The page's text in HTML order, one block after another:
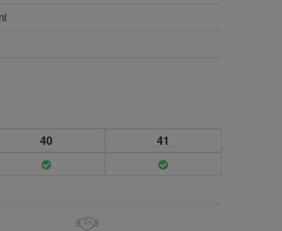
40
41